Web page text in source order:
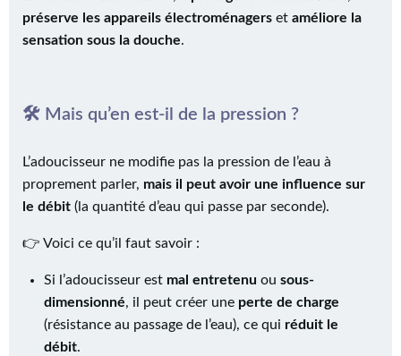
préserve les appareils électroménagers et améliore la
sensation sous la douche.
🛠 Mais qu’en est-il de la pression ?
L’adoucisseur ne modifie pas la pression de l’eau à
proprement parler, mais il peut avoir une influence sur
le débit (la quantité d’eau qui passe par seconde).
👉 Voici ce qu’il faut savoir :
Si l’adoucisseur est mal entretenu ou sous-
dimensionné, il peut créer une perte de charge
(résistance au passage de l’eau), ce qui réduit le
débit.